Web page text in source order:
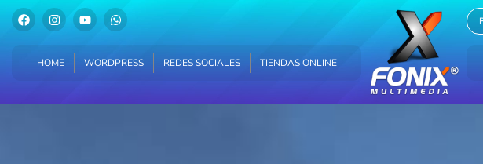
HOME WORDPRESS
HOME WORDPRESS REDES SOCIALES TIENDAS ONLINE